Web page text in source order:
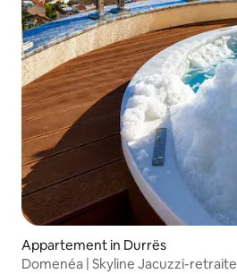
Appartement in Durrës
Domenéa | Skyline Jacuzzi-retraite